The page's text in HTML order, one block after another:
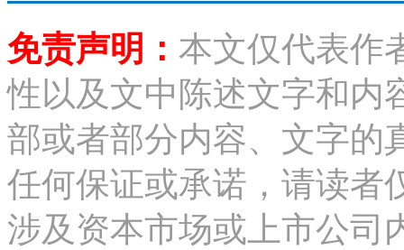
免责声明： 本文仅代表作
性以及文中陈述文字和内
部或者部分内容、文字的
任何保证或承诺，请读者
涉及资本市场或上市公司